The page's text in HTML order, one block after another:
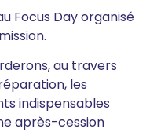
Focus Day organisé
au travers
les
indispensables
après-cession